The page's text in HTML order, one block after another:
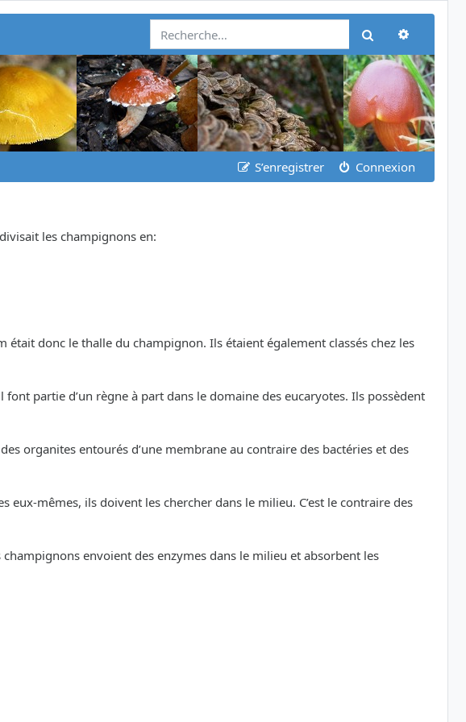
Rechercher
S’enregistrer Connexion
les champignons en:
donc le thalle du champignon. Ils étaient également classés chez les
partie d’un règne à part dans le domaine des eucaryotes. Ils possèdent
organites entourés d’une membrane au contraire des bactéries et des
mêmes, ils doivent les chercher dans le milieu. C’est le contraire des
envoient des enzymes dans le milieu et absorbent les